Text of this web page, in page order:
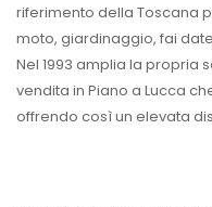
riferimento della Toscana
moto, giardinaggio, fai
Nel 1993 amplia la propria
vendita in Piano a Lucca
offrendo così un elevata